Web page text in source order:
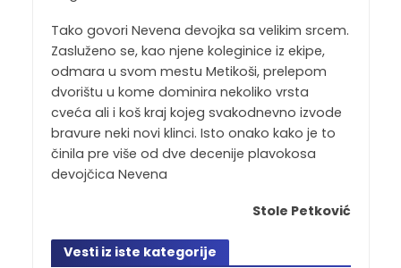
Tako govori Nevena devojka sa velikim srcem.
Zasluženo se, kao njene koleginice iz ekipe,
odmara u svom mestu Metikoši, prelepom
dvorištu u kome dominira nekoliko vrsta
cveća ali i koš kraj kojeg svakodnevno izvode
bravure neki novi klinci. Isto onako kako je to
činila pre više od dve decenije plavokosa
devojčica Nevena
Stole Petković
Vesti iz iste kategorije